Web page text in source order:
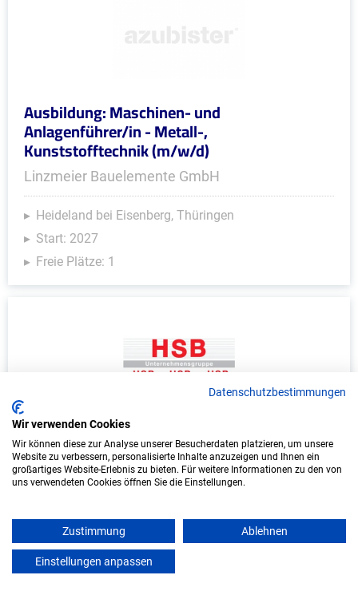
Ausbildung: Maschinen- und
Anlagenführer/in - Metall-,
Kunststofftechnik (m/w/d)
Linzmeier Bauelemente GmbH
Heideland bei Eisenberg, Thüringen
Start: 2027
Freie Plätze: 1
Ausbildung: Anlagenmechaniker/in -
Sanitär-, Heizungs- und Klimatechnik
(m/w/d)
Leipzig
Start: 2026
Datenschutzbestimmungen
Wir verwenden Cookies
Wir können diese zur Analyse unserer Besucherdaten platzieren, um unsere
Website zu verbessern, personalisierte Inhalte anzuzeigen und Ihnen ein
großartiges Website-Erlebnis zu bieten. Für weitere Informationen zu den von
uns verwendeten Cookies öffnen Sie die Einstellungen.
Zustimmung Ablehnen
Einstellungen anpassen